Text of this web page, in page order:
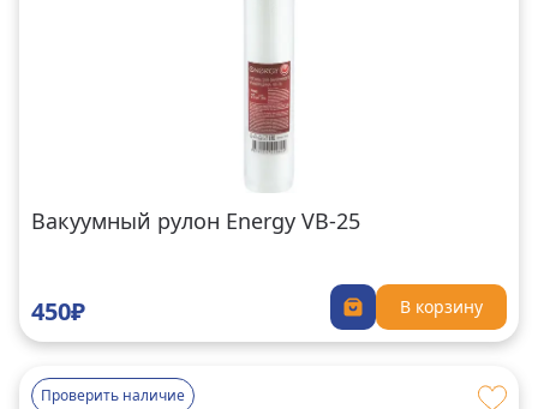
Вакуумный рулон Energy VB-25
450₽ В корзину
Проверить наличие